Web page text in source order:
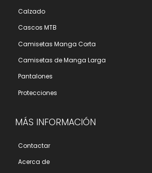
Calzado
Cascos MTB
Camisetas Manga Corta
Camisetas de Manga Larga
Pantalones
Protecciones
MÁS INFORMACIÓN
Contactar
Acerca de